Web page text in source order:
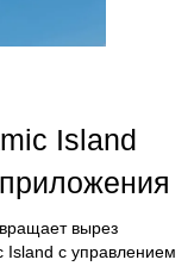
Island
вырез
Island с управлением